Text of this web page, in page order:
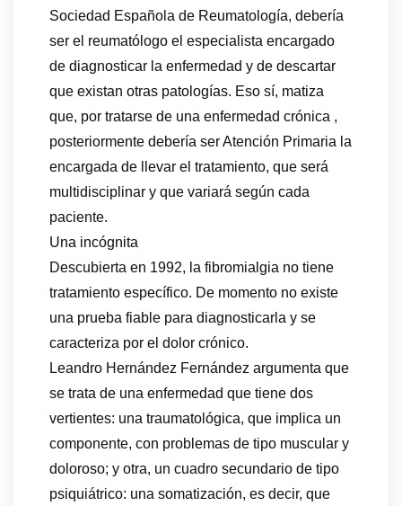
Sociedad Española de Reumatología, debería
ser el reumatólogo el especialista encargado
de diagnosticar la enfermedad y de descartar
que existan otras patologías. Eso sí, matiza
que, por tratarse de una enfermedad crónica ,
posteriormente debería ser Atención Primaria la
encargada de llevar el tratamiento, que será
multidisciplinar y que variará según cada
paciente.
Una incógnita
Descubierta en 1992, la fibromialgia no tiene
tratamiento específico. De momento no existe
una prueba fiable para diagnosticarla y se
caracteriza por el dolor crónico.
Leandro Hernández Fernández argumenta que
se trata de una enfermedad que tiene dos
vertientes: una traumatológica, que implica un
componente, con problemas de tipo muscular y
doloroso; y otra, un cuadro secundario de tipo
psiquiátrico: una somatización, es decir, que